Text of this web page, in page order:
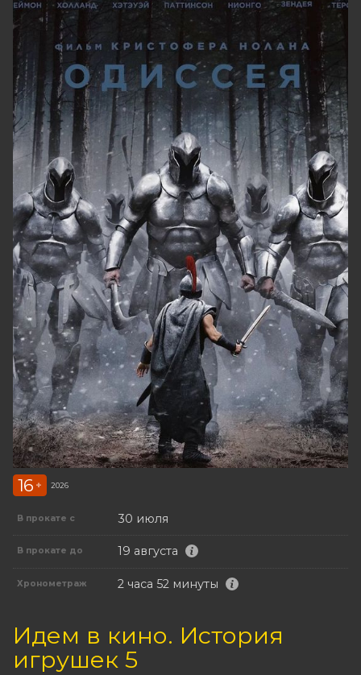
16 + 2026
В прокате с 30 июля
В прокате до 19 августа
Хронометраж 2 часа 52 минуты
Идем в кино. История
игрушек 5